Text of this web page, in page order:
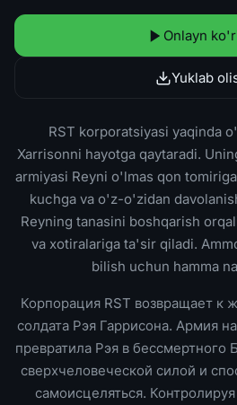
Onlayn
Yuklab
RST korporatsiyasi yaqinda
Xarrisonni hayotga qaytaradi.
armiyasi Reyni o'lmas qon
kuchga va o'z-o'zidan
Reyning tanasini boshqarish
va xotiralariga ta'sir qiladi.
bilish uchun hamma
Корпорация RST возвращает к
солдата Рэя Гаррисона. Армия
превратила Рэя в бессмертного
сверхчеловеческой силой и
самоисцеляться.